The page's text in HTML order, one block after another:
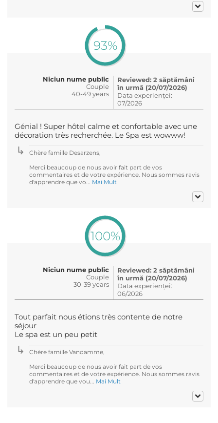
93%
Niciun nume public
Couple
40-49 years
Reviewed: 2 săptămâni
în urmă (20/07/2026)
Data experienței:
07/2026
Génial ! Super hôtel calme et confortable avec une
décoration très recherchée. Le Spa est wowww!
Chère famille Desarzens,
Merci beaucoup de nous avoir fait part de vos
commentaires et de votre expérience. Nous sommes ravis
d'apprendre que vo... Mai Mult
100%
Niciun nume public
Couple
30-39 years
Reviewed: 2 săptămâni
în urmă (20/07/2026)
Data experienței:
06/2026
Tout parfait nous étions très contente de notre
séjour
Le spa est un peu petit
Chère famille Vandamme,
Merci beaucoup de nous avoir fait part de vos
commentaires et de votre expérience. Nous sommes ravis
d'apprendre que vou... Mai Mult